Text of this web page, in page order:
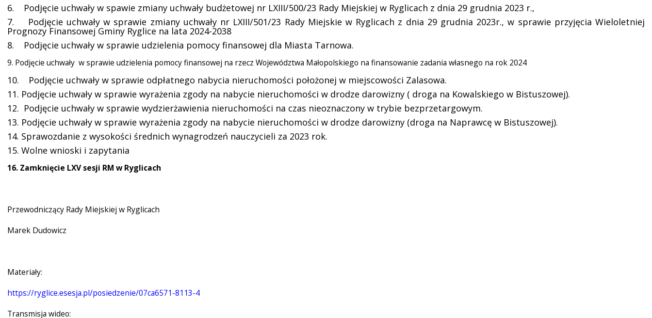
6. Podjęcie uchwały w spawie zmiany uchwały budżetowej nr LXIII/500/23 Rady Miejskiej w Ryglicach z dnia 29 grudnia 2023 r.,
7. Podjęcie uchwały w sprawie zmiany uchwały nr LXIII/501/23 Rady Miejskie w Ryglicach z dnia 29 grudnia 2023r., w sprawie przyjęcia Wieloletniej
Prognozy Finansowej Gminy Ryglice na lata 2024-2038
8. Podjęcie uchwały w sprawie udzielenia pomocy finansowej dla Miasta Tarnowa.
9. Podjęcie uchwały w sprawie udzielenia pomocy finansowej na rzecz Województwa Małopolskiego na finansowanie zadania własnego na rok 2024
10. Podjęcie uchwały w sprawie odpłatnego nabycia nieruchomości położonej w miejscowości Zalasowa.
11. Podjęcie uchwały w sprawie wyrażenia zgody na nabycie nieruchomości w drodze darowizny ( droga na Kowalskiego w Bistuszowej).
12. Podjęcie uchwały w sprawie wydzierżawienia nieruchomości na czas nieoznaczony w trybie bezprzetargowym.
13. Podjęcie uchwały w sprawie wyrażenia zgody na nabycie nieruchomości w drodze darowizny (droga na Naprawcę w Bistuszowej).
14. Sprawozdanie z wysokości średnich wynagrodzeń nauczycieli za 2023 rok.
15. Wolne wnioski i zapytania
16. Zamknięcie LXV sesji RM w Ryglicach
Przewodniczący Rady Miejskiej w Ryglicach
Marek Dudowicz
Materiały:
https://ryglice.esesja.pl/posiedzenie/07ca6571-8113-4
Transmisja wideo: